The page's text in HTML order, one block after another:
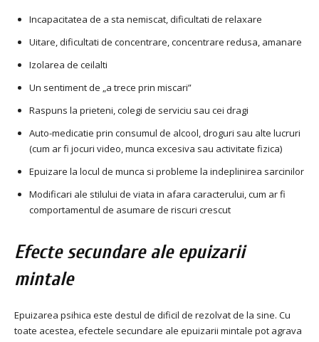
Incapacitatea de a sta nemiscat, dificultati de relaxare
Uitare, dificultati de concentrare, concentrare redusa, amanare
Izolarea de ceilalti
Un sentiment de „a trece prin miscari”
Raspuns la prieteni, colegi de serviciu sau cei dragi
Auto-medicatie prin consumul de alcool, droguri sau alte lucruri
(cum ar fi jocuri video, munca excesiva sau activitate fizica)
Epuizare la locul de munca si probleme la indeplinirea sarcinilor
Modificari ale stilului de viata in afara caracterului, cum ar fi
comportamentul de asumare de riscuri crescut
Efecte secundare ale epuizarii
mintale
Epuizarea psihica este destul de dificil de rezolvat de la sine. Cu
toate acestea, efectele secundare ale epuizarii mintale pot agrava